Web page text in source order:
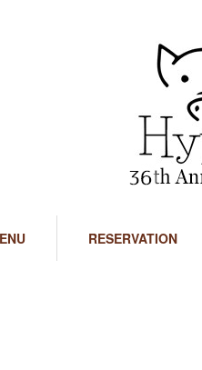
RESERVATION